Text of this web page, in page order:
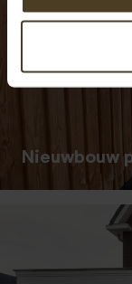
Nieuwbouw